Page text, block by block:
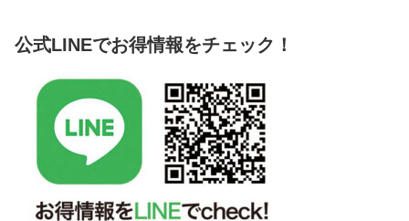
公式LINEでお得情報をチェック！